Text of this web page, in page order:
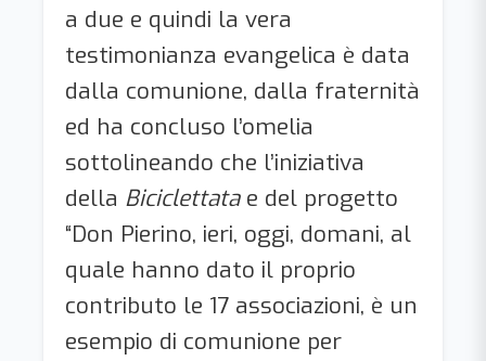
a due e quindi la vera
testimonianza evangelica è data
dalla comunione, dalla fraternità
ed ha concluso l’omelia
sottolineando che l’iniziativa
della Biciclettata e del progetto
“Don Pierino, ieri, oggi, domani, al
quale hanno dato il proprio
contributo le 17 associazioni, è un
esempio di comunione per